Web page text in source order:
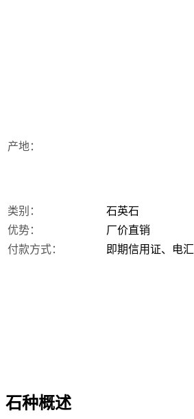
产地：
类别：
石英石
优势：
厂价直销
付款方式：
即期信用证、电汇
石种概述